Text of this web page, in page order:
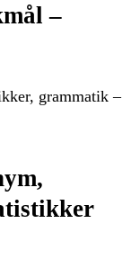
–
grammatik –